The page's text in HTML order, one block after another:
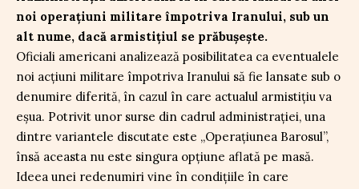
noi operațiuni militare împotriva Iranului, sub un
alt nume, dacă armistițiul se prăbușește.
Oficiali americani analizează posibilitatea ca eventualele
noi acțiuni militare împotriva Iranului să fie lansate sub o
denumire diferită, în cazul în care actualul armistițiu va
eșua. Potrivit unor surse din cadrul administrației, una
dintre variantele discutate este „Operațiunea Barosul”,
însă aceasta nu este singura opțiune aflată pe masă.
Ideea unei redenumiri vine în condițiile în care